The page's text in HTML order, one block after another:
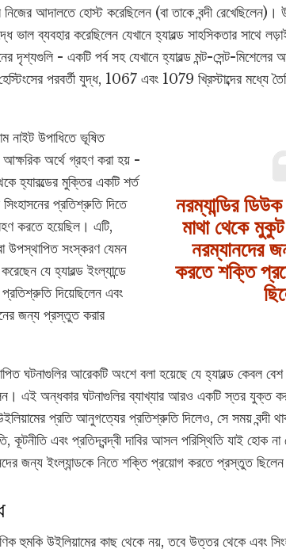
আদালতে হোস্ট করেছিলেন (বা তাকে বন্দী রেখেছিলেন)।
ভাল ব্যবহার করেছিলেন যেখানে হ্যারল্ড সাহসিকতার সাথে
দৃশ্যগুলি - একটি পর্ব সহ যেখানে হ্যারল্ড মন্ট-সেন্ট-মিশেলের
পরবর্তী যুদ্ধ, 1067 এবং 1079 খ্রিস্টাব্দের মধ্যে তৈরি
নরম্যান্ডির
মাথা থেকে
নরম্যানদের
করতে শক্তি
নাইট উপাধিতে ভূষিত
আক্ষরিক অর্থে গ্রহণ করা হয় -
হ্যারল্ডের মুক্তির একটি শর্ত
প্রতিশ্রুতি দিতে
করতে হয়েছিল। এটি,
উপস্থাপিত সংস্করণ যেমন
যে হ্যারল্ড ইংল্যান্ডে
দিয়েছিলেন এবং
জন্য প্রস্তুত করার
ঘটনাগুলির আরেকটি অংশে বলা হয়েছে যে হ্যারল্ড কেবল বেশ
এই অন্ধকার ঘটনাগুলির ব্যাখ্যার আরও একটি স্তর যুক্ত
প্রতি আনুগত্যের প্রতিশ্রুতি দিলেও, সে সময় বন্দী
এবং প্রতিদ্বন্দ্বী দাবির আসল পরিস্থিতি যাই হোক না
জন্য ইংল্যান্ডকে নিতে শক্তি প্রয়োগ করতে প্রস্তুত
হুমকি উইলিয়ামের কাছ থেকে নয়, তবে উত্তর থেকে এবং